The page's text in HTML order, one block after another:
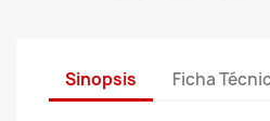
Sinopsis Ficha